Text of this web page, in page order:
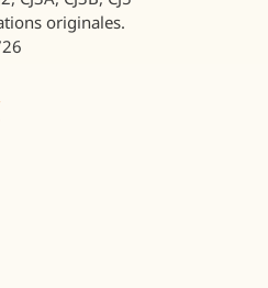
originales.